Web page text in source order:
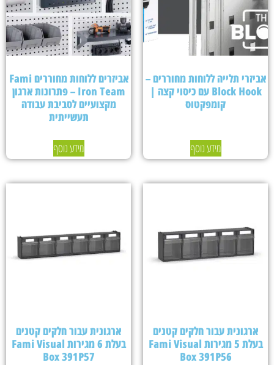
אביזרי תלייה ללוחות מחוררים –
Block Hook עם כיסוי קצה |
קומפקטוס
מידע נוסף
אביזרים ללוחות מחוררים Fami
Iron Team – פתרונות ארגון
מקצועיים לסביבת עבודה
תעשייתית
מידע נוסף
ארגונית עבור חלקים קטנים
בעלת 5 מגירות Fami Visual
Box 391P56
ארגונית עבור חלקים קטנים
בעלת 6 מגירות Fami Visual
Box 391P57